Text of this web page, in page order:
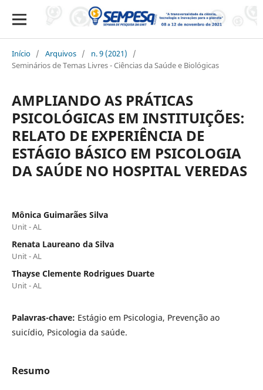
Início / Arquivos / n. 9 (2021)
/
Seminários de Temas Livres - Ciências da Saúde e Biológicas
AMPLIANDO AS PRÁTICAS
PSICOLÓGICAS EM INSTITUIÇÕES:
RELATO DE EXPERIÊNCIA DE
ESTÁGIO BÁSICO EM PSICOLOGIA
DA SAÚDE NO HOSPITAL VEREDAS
Mônica Guimarães Silva
Unit - AL
Renata Laureano da Silva
Unit - AL
Thayse Clemente Rodrigues Duarte
Unit - AL
Palavras-chave: Estágio em Psicologia, Prevenção ao
suicídio, Psicologia da saúde.
Resumo